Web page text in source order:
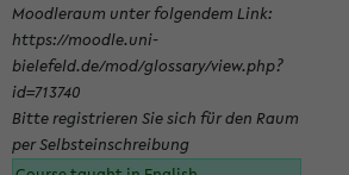
Moodleraum unter folgendem Link:
https://moodle.uni-
bielefeld.de/mod/glossary/view.php?
id=713740
Bitte registrieren Sie sich für den Raum
per Selbsteinschreibung